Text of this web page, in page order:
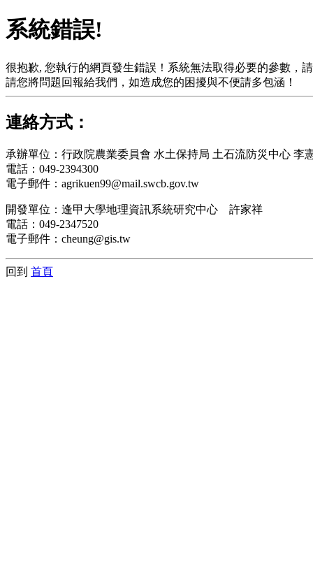
系統錯誤!
很抱歉, 您執行的網頁發生錯誤！系統無法取得必要的參數，
請您將問題回報給我們，如造成您的困擾與不便請多包涵！
連絡方式：
承辦單位：行政院農業委員會 水土保持局 土石流防災中心 李
電話：049-2394300
電子郵件：agrikuen99@mail.swcb.gov.tw
開發單位：逢甲大學地理資訊系統研究中心 許家祥
電話：049-2347520
電子郵件：cheung@gis.tw
回到 首頁